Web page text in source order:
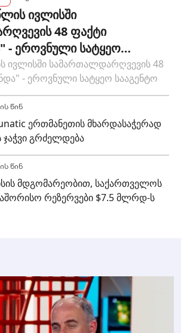
ივლისში
48 ფაქტი
- ეროვნული სატყეო
ივლისში სამართალდარღვევის 48
- ეროვნული სატყეო სააგენტო
წინ
ერთმანეთის მხარდასაჭერად
ჯაჭვი გრძელდება
წინ
მდგომარეობით, საქართველოს
რეზერვები $7.5 მლრდ-ს